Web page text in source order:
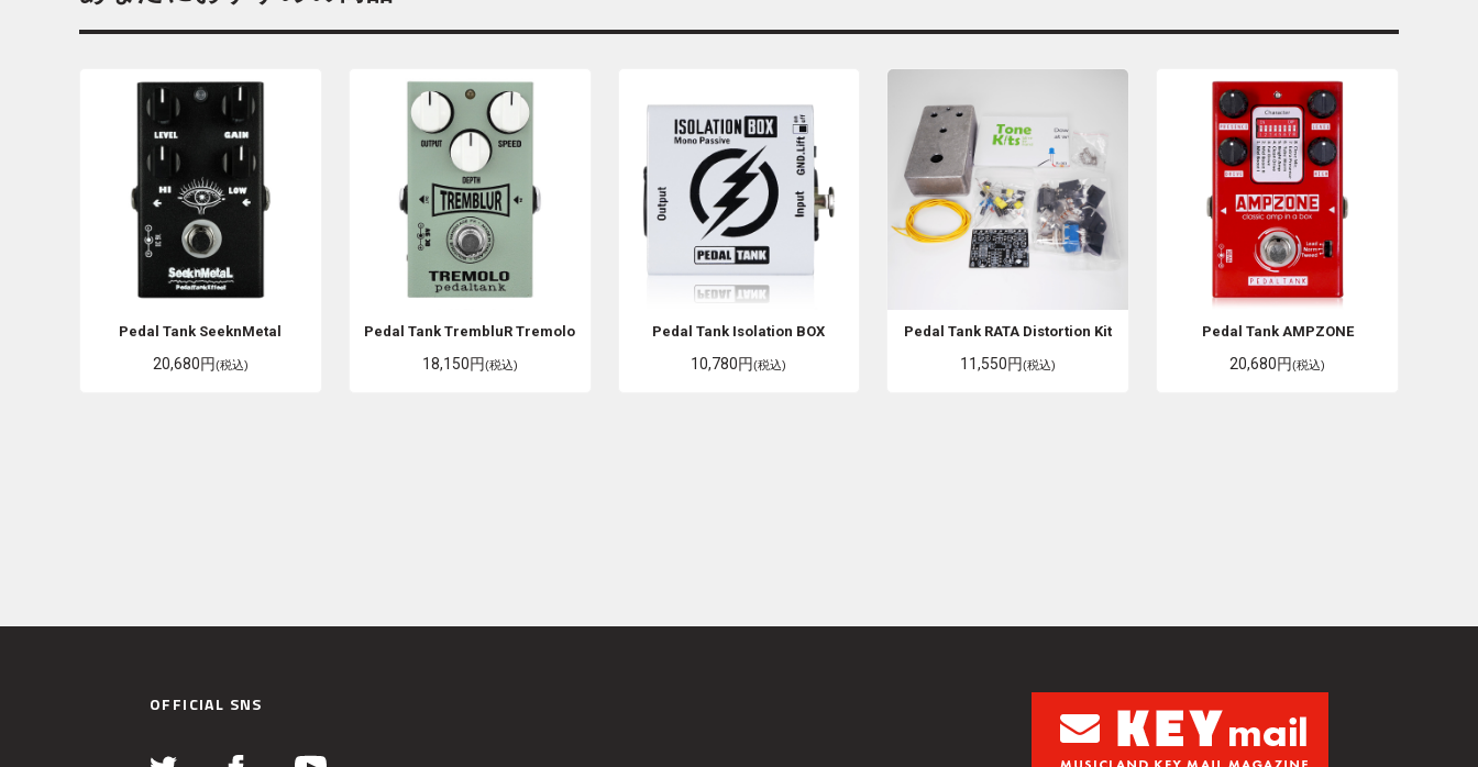
Pedal Tank SeeknMetal
20,680円(税込)
Pedal TankTrembluR Tremolo
18,150円(税込)
Pedal Tank Isolation BOX
10,780円(税込)
Pedal Tank RATA Distortion Kit
11,550円(税込)
Pedal Tank AMPZONE
20,680円(税込)
OFFICIAL SNS